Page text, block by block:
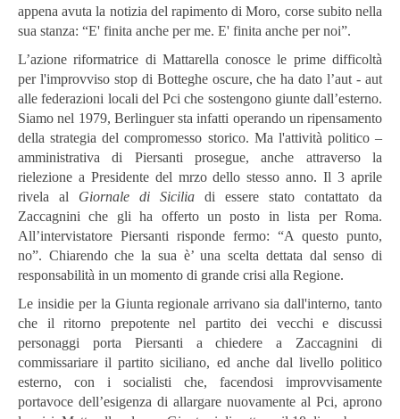
appena avuta la notizia del rapimento di Moro, corse subito nella
sua stanza: “E' finita anche per me. E' finita anche per noi”.
L’azione riformatrice di Mattarella conosce le prime difficoltà
per l'improvviso stop di Botteghe oscure, che ha dato l’aut - aut
alle federazioni locali del Pci che sostengono giunte dall’esterno.
Siamo nel 1979, Berlinguer sta infatti operando un ripensamento
della strategia del compromesso storico. Ma l'attività politico –
amministrativa di Piersanti prosegue, anche attraverso la
rielezione a Presidente del mrzo dello stesso anno. Il 3 aprile
rivela al Giornale di Sicilia di essere stato contattato da
Zaccagnini che gli ha offerto un posto in lista per Roma.
All’intervistatore Piersanti risponde fermo: “A questo punto,
no”. Chiarendo che la sua è’ una scelta dettata dal senso di
responsabilità in un momento di grande crisi alla Regione.
Le insidie per la Giunta regionale arrivano sia dall'interno, tanto
che il ritorno prepotente nel partito dei vecchi e discussi
personaggi porta Piersanti a chiedere a Zaccagnini di
commissariare il partito siciliano, ed anche dal livello politico
esterno, con i socialisti che, facendosi improvvisamente
portavoce dell’esigenza di allargare nuovamente al Pci, aprono